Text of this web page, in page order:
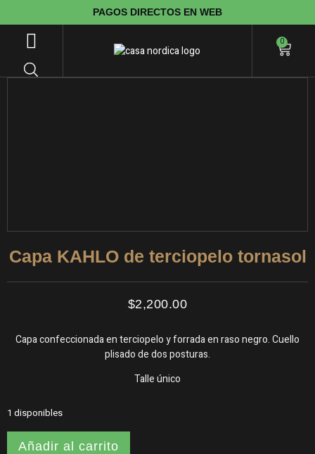
PAGOS DIRECTOS EN WEB
0
Capa KAHLO de terciopelo tornasol
$2,200.00
Capa confeccionada en terciopelo y forrada en raso negro. Cuello
plisado de dos posturas.
Talle único
1 disponibles
Añadir al carrito